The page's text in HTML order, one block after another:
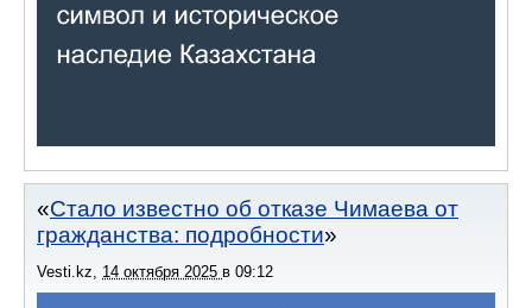
Стало известно об отказе Чимаева от
гражданства: подробности
Vesti.kz 14 октября 2025 в 09:12